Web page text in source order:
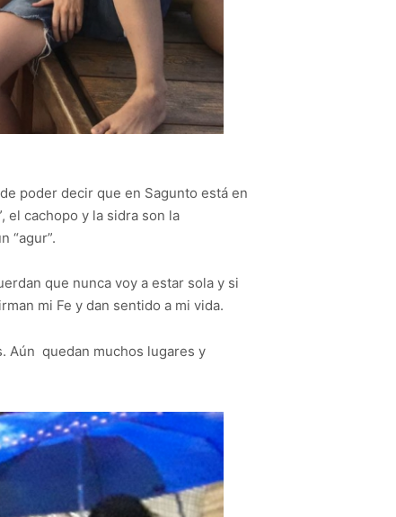
poder decir que en Sagunto está en
el cachopo y la sidra son la
“agur”.
que nunca voy a estar sola y si
mi Fe y dan sentido a mi vida.
Aún quedan muchos lugares y